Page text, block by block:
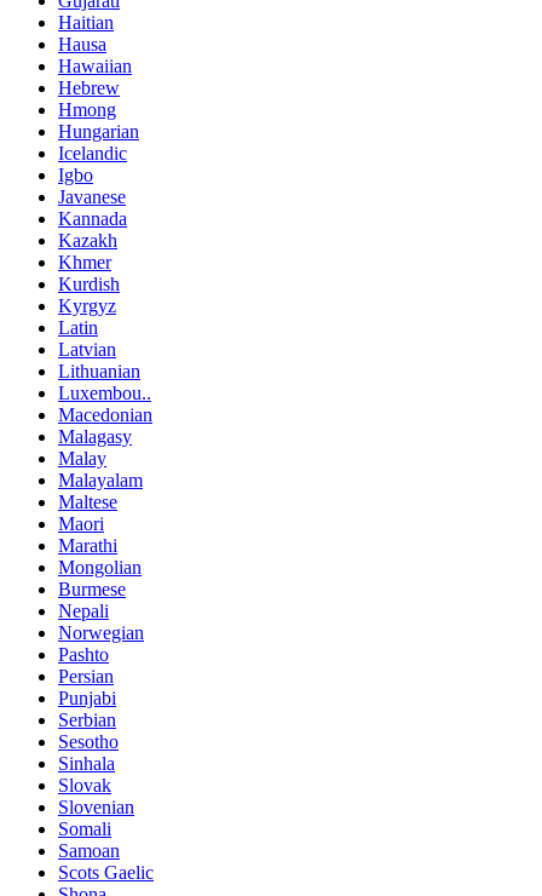
Haitian
Hausa
Hawaiian
Hebrew
Hmong
Hungarian
Icelandic
Igbo
Javanese
Kannada
Kazakh
Khmer
Kurdish
Kyrgyz
Latin
Latvian
Lithuanian
Luxembou..
Macedonian
Malagasy
Malay
Malayalam
Maltese
Maori
Marathi
Mongolian
Burmese
Nepali
Norwegian
Pashto
Persian
Punjabi
Serbian
Sesotho
Sinhala
Slovak
Slovenian
Somali
Samoan
Scots Gaelic